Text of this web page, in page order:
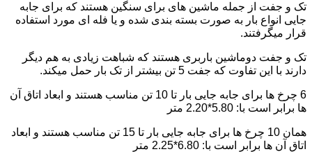
تک و جفت از جمله ماشین های برای سنگین هستند که برای جابه
جایی انواع بار به صورت بسته بندی شده و یا فله ای مورد استفاده
قرار میگرفتند.
تک و جفت دوماشین باربری هستند که شباهت زیادی به هم دیگر
دارند با این تفاوت که جفت 5 تن بیشتر از تک بار حمل میکند.
6 چرخ ها برای جابه جایی بار تا 10 تن مناسب هستند و ابعاد اتاق آن
ها برابر است با: 5.80*2.20 متر
همان 10 چرخ ها برای جابه جایی بار تا 15 تن مناسب هستند و ابعاد
اتاق آن ها برابر است با: 6.80*2.25 متر